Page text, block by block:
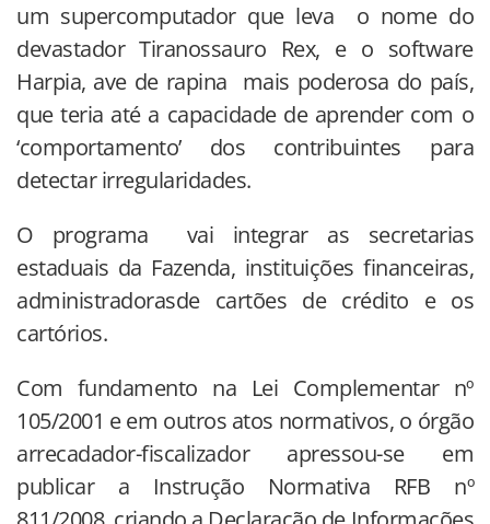
um supercomputador que leva o nome do
devastador Tiranossauro Rex, e o software
Harpia, ave de rapina mais poderosa do país,
que teria até a capacidade de aprender com o
‘comportamento’ dos contribuintes para
detectar irregularidades.
O programa vai integrar as secretarias
estaduais da Fazenda, instituições financeiras,
administradorasde cartões de crédito e os
cartórios.
Com fundamento na Lei Complementar nº
105/2001 e em outros atos normativos, o órgão
arrecadador-fiscalizador apressou-se em
publicar a Instrução Normativa RFB nº